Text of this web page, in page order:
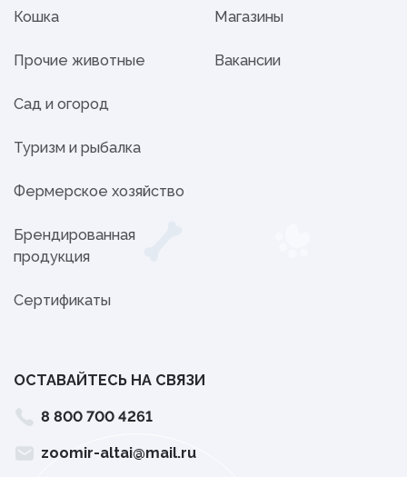
Кошка
Прочие животные
Сад и огород
Туризм и рыбалка
Фермерское хозяйство
Брендированная
продукция
Сертификаты
Магазины
Вакансии
ОСТАВАЙТЕСЬ НА СВЯЗИ
8 800 700 4261
zoomir-altai@mail.ru